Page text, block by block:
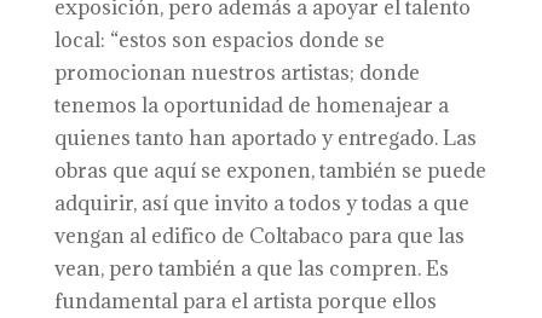
exposición, pero además a apoyar el talento
local: “estos son espacios donde se
promocionan nuestros artistas; donde
tenemos la oportunidad de homenajear a
quienes tanto han aportado y entregado. Las
obras que aquí se exponen, también se puede
adquirir, así que invito a todos y todas a que
vengan al edifico de Coltabaco para que las
vean, pero también a que las compren. Es
fundamental para el artista porque ellos